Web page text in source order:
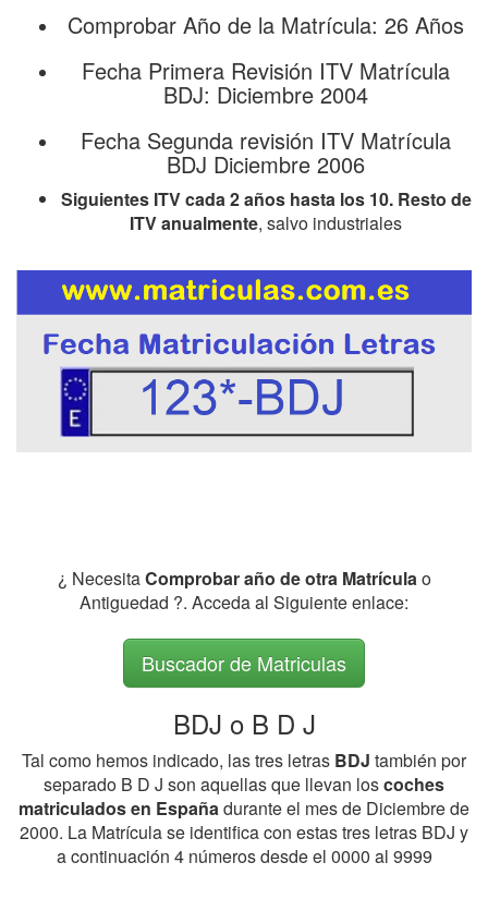
Comprobar Año de la Matrícula: 26 Años
Fecha Primera Revisión ITV Matrícula
BDJ: Diciembre 2004
Fecha Segunda revisión ITV Matrícula
BDJ Diciembre 2006
Siguientes ITV cada 2 años hasta los 10. Resto de
ITV anualmente, salvo industriales
¿ NecesitaComprobar año de otra Matrículao
Antiguedad ?. Acceda al Siguiente enlace:
Buscador de Matriculas
BDJ o B D J
Tal como hemos indicado, las tres letras BDJ también por
separado B D J son aquellas que llevan loscoches
matriculados en Españadurante el mes de Diciembre de
2000. La Matrícula se identifica con estas tres letras BDJ y
a continuación 4 números desde el 0000 al 9999